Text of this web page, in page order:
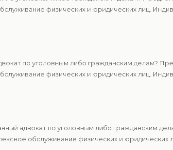
физических и юридических лиц.
по уголовным либо гражданским делам?
физических и юридических лиц.
адвокат по уголовным либо гражданским
обслуживание физических и юридических